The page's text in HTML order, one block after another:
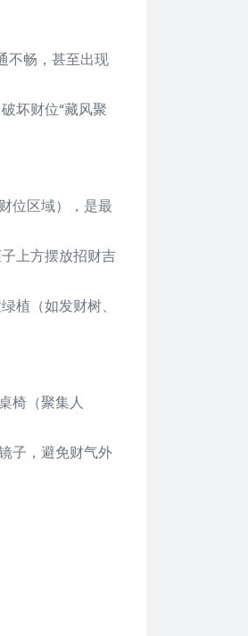
不畅，甚至出现
坏财位“藏风聚
位区域），是最
上方摆放招财吉
植（如发财树、
椅（聚集人
子，避免财气外